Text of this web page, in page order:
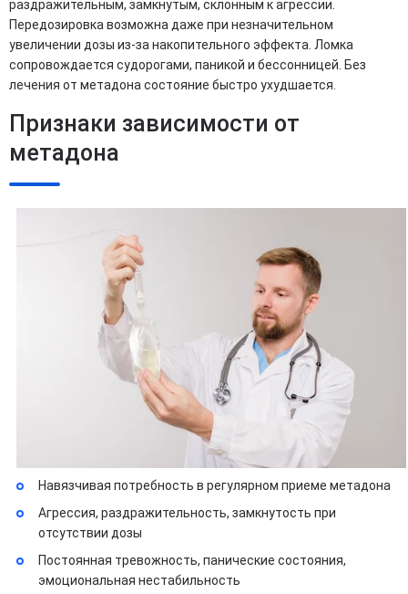
раздражительным, замкнутым, склонным к агрессии.
Передозировка возможна даже при незначительном
увеличении дозы из-за накопительного эффекта. Ломка
сопровождается судорогами, паникой и бессонницей. Без
лечения от метадона состояние быстро ухудшается.
Признаки зависимости от
метадона
Навязчивая потребность в регулярном приеме метадона
Агрессия, раздражительность, замкнутость при
отсутствии дозы
Постоянная тревожность, панические состояния,
эмоциональная нестабильность